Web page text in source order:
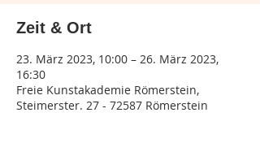
Zeit & Ort
23. März 2023, 10:00 – 26. März 2023,
16:30
Freie Kunstakademie Römerstein,
Steimerster. 27 - 72587 Römerstein